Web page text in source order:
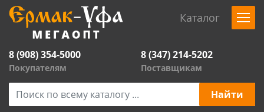
Каталог
8 (908) 354-5000
Покупателям
8 (347) 214-5202
Поставщикам